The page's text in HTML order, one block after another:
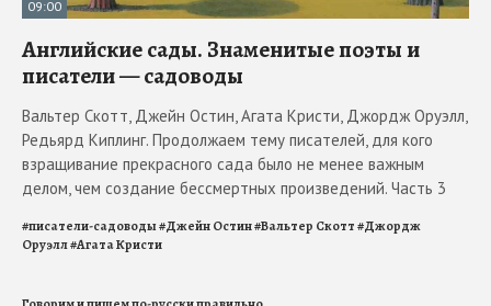
09:00
Английские сады. Знаменитые поэты и
писатели — садоводы
Вальтер Скотт, Джейн Остин, Агата Кристи, Джордж Оруэлл,
Редьярд Киплинг. Продолжаем тему писателей, для кого
взращивание прекрасного сада было не менее важным
делом, чем создание бессмертных произведений. Часть 3
#писатели-садоводы#Джейн Остин#Вальтер Скотт#Джордж
Оруэлл#Агата Кристи